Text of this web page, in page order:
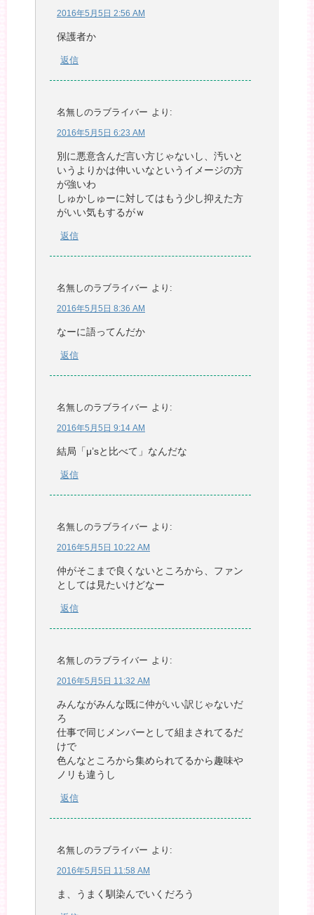
2016年5月5日 2:56 AM
保護者か
返信
名無しのラブライバー より:
2016年5月5日 6:23 AM
別に悪意含んだ言い方じゃないし、汚いと
いうよりかは仲いいなというイメージの方
が強いわ
しゅかしゅーに対してはもう少し抑えた方
がいい気もするがｗ
返信
名無しのラブライバー より:
2016年5月5日 8:36 AM
なーに語ってんだか
返信
名無しのラブライバー より:
2016年5月5日 9:14 AM
結局「μ’sと比べて」なんだな
返信
名無しのラブライバー より:
2016年5月5日 10:22 AM
仲がそこまで良くないところから、ファン
としては見たいけどなー
返信
名無しのラブライバー より:
2016年5月5日 11:32 AM
みんながみんな既に仲がいい訳じゃないだ
ろ
仕事で同じメンバーとして組まされてるだ
けで
色んなところから集められてるから趣味や
ノリも違うし
返信
名無しのラブライバー より:
2016年5月5日 11:58 AM
ま、うまく馴染んでいくだろう